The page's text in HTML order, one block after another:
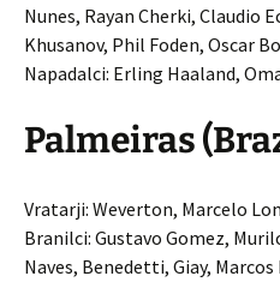
Nunes, Rayan Cherki, Claudio
Khusanov, Phil Foden, Oscar
Napadalci: Erling Haaland,
Palmeiras
Vratarji: Weverton, Marcelo
Branilci: Gustavo Gomez,
Naves, Benedetti, Giay,